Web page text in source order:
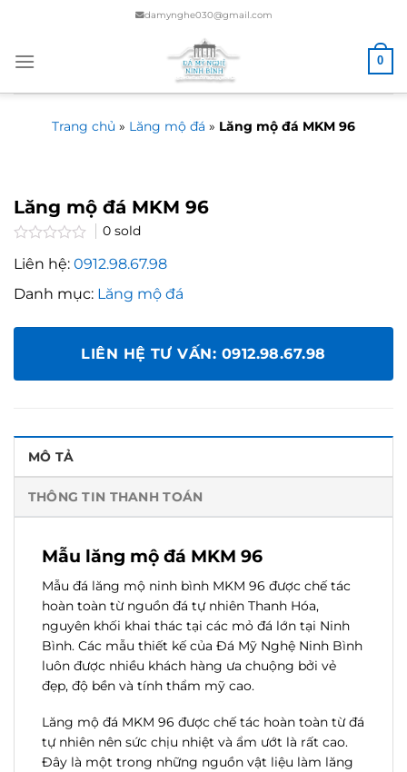
nội
damynghe030@gmail.com
0
Trang chủ » Lăng mộ đá » Lăng mộ đá MKM 96
Lăng mộ đá MKM 96
0.0
of
0sold
Liên hệ: 0912.98.67.98
Danh mục: Lăng mộ đá
LIÊN HỆ TƯ VẤN: 0912.98.67.98
MÔ TẢ
THÔNG TIN THANH TOÁN
Mẫu lăng mộ đá MKM 96
Mẫu đá lăng mộ ninh bình MKM 96 được chế tác
hoàn toàn từ nguồn đá tự nhiên Thanh Hóa,
nguyên khối khai thác tại các mỏ đá lớn tại Ninh
Bình. Các mẫu thiết kế của Đá Mỹ Nghệ Ninh Bình
luôn được nhiều khách hàng ưa chuộng bởi vẻ
đẹp, độ bền và tính thẩm mỹ cao.
Lăng mộ đá MKM 96 được chế tác hoàn toàn từ đá
tự nhiên nên sức chịu nhiệt và ẩm ướt là rất cao.
Đây là một trong những nguồn vật liệu làm lăng